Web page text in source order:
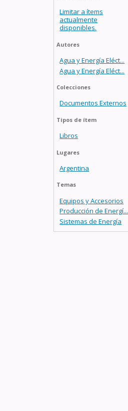
Limitar a ítems
actualmente
disponibles.
Autores
Agua y Energía Eléct...
Agua y Energía Eléct...
Colecciones
Documentos Externos
Tipos de ítem
Libros
Lugares
Argentina
Temas
Equipos y Accesorios
Producción de Energí...
Sistemas de Energía